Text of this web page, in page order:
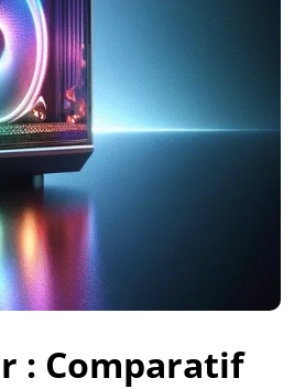
: Comparatif